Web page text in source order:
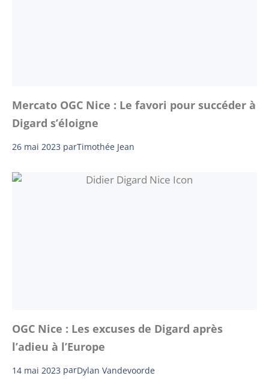
Mercato OGC Nice : Le favori pour succéder à
Digard s’éloigne
26 mai 2023 parTimothée Jean
OGC Nice : Les excuses de Digard après
l’adieu à l’Europe
14 mai 2023 parDylan Vandevoorde